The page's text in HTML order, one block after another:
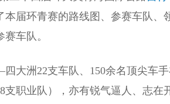
届环青赛的路线图、参赛车队、
车队。
大洲22支车队、150余名顶尖车
职业队），亦有锐气逼人、志在